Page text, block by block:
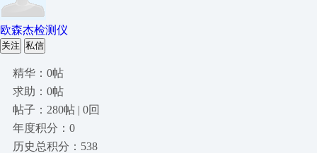
欧森杰检测仪
关注 私信
精华：0帖
求助：0帖
帖子：280帖 | 0回
年度积分：0
历史总积分：538